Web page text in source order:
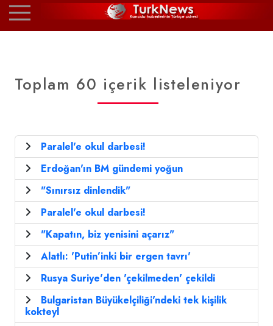
Toplam 60 içerik listeleniyor
Paralel'e okul darbesi!
Erdoğan'ın BM gündemi yoğun
"Sınırsız dinlendik"
Paralel'e okul darbesi!
"Kapatın, biz yenisini açarız"
Alatlı: 'Putin’inki bir ergen tavrı'
Rusya Suriye'den 'çekilmeden' çekildi
Bulgaristan Büyükelçiliği'ndeki tek kişilik
kokteyl